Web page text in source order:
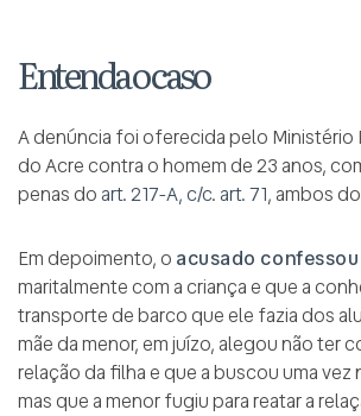
Entenda o caso
A denúncia foi oferecida pelo Ministério
do Acre contra o homem de 23 anos,
penas do art. 217-A, c/c. art. 71, ambos
Em depoimento, o acusado
maritalmente com a criança e que a
transporte de barco que ele fazia dos
mãe da menor, em juízo, alegou não ter
relação da filha e que a buscou uma vez
mas que a menor fugiu para reatar a